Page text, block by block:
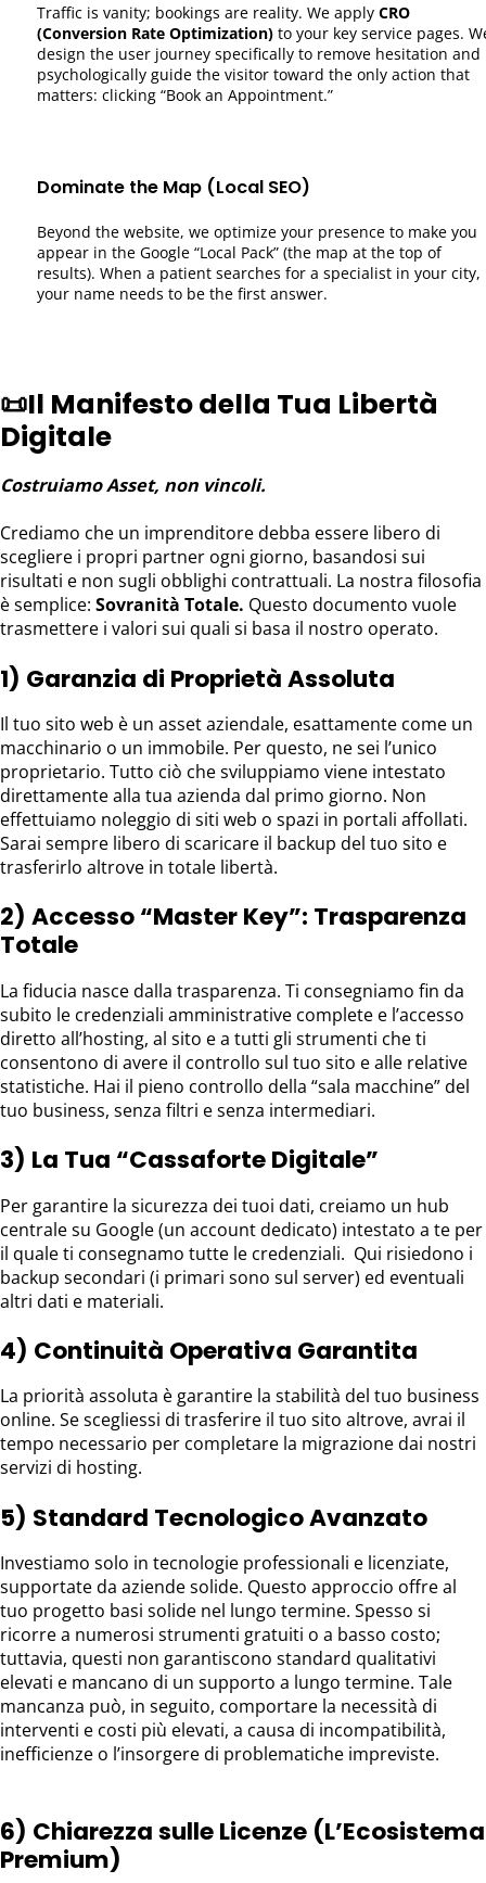
Traffic is vanity; bookings are reality. We apply CRO
(Conversion Rate Optimization)to your key service pages.
design the user journey specifically to remove hesitation and
psychologically guide the visitor toward the only action that
matters: clicking “Book an Appointment.”
Dominate the Map (Local SEO)
Beyond the website, we optimize your presence to make you
appear in the Google “Local Pack” (the map at the top of
results). When a patient searches for a specialist in your city,
your name needs to be the first answer.
📜Il Manifesto della Tua Libertà
Digitale
Costruiamo Asset, non vincoli.
Crediamo che un imprenditore debba essere libero di
scegliere i propri partner ogni giorno, basandosi sui
risultati e non sugli obblighi contrattuali. La nostra filosofia
è semplice: Sovranità Totale. Questo documento vuole
trasmettere i valori sui quali si basa il nostro operato.
1) Garanzia di Proprietà Assoluta
Il tuo sito web è un asset aziendale, esattamente come un
macchinario o un immobile. Per questo, ne sei l’unico
proprietario. Tutto ciò che sviluppiamo viene intestato
direttamente alla tua azienda dal primo giorno. Non
effettuiamo noleggio di siti web o spazi in portali affollati.
Sarai sempre libero di scaricare il backup del tuo sito e
trasferirlo altrove in totale libertà.
2) Accesso “Master Key”: Trasparenza
Totale
La fiducia nasce dalla trasparenza. Ti consegniamo fin da
subito le credenziali amministrative complete e l’accesso
diretto all’hosting, al sito e a tutti gli strumenti che ti
consentono di avere il controllo sul tuo sito e alle relative
statistiche. Hai il pieno controllo della “sala macchine” del
tuo business, senza filtri e senza intermediari.
3) La Tua “Cassaforte Digitale”
Per garantire la sicurezza dei tuoi dati, creiamo un hub
centrale su Google (un account dedicato) intestato a te per
il quale ti consegnamo tutte le credenziali. Qui risiedono i
backup secondari (i primari sono sul server) ed eventuali
altri dati e materiali.
4) Continuità Operativa Garantita
La priorità assoluta è garantire la stabilità del tuo business
online. Se scegliessi di trasferire il tuo sito altrove, avrai il
tempo necessario per completare la migrazione dai nostri
servizi di hosting.
5) Standard Tecnologico Avanzato
Investiamo solo in tecnologie professionali e licenziate,
supportate da aziende solide. Questo approccio offre al
tuo progetto basi solide nel lungo termine. Spesso si
ricorre a numerosi strumenti gratuiti o a basso costo;
tuttavia, questi non garantiscono standard qualitativi
elevati e mancano di un supporto a lungo termine. Tale
mancanza può, in seguito, comportare la necessità di
interventi e costi più elevati, a causa di incompatibilità,
inefficienze o l’insorgere di problematiche impreviste.
6) Chiarezza sulle Licenze (L’Ecosistema
Premium)